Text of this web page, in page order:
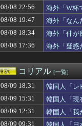
海外「日本で外国人が逮
韓国人「30年前から変わ
中国富裕層がオフショア
韓国人「日本が世界的な
【海外の反応】ドジャ
韓国人「韓国人が日本
【GAME】「グランド・
外国人「親子丼という
【ガンダム】「さっさと
韓国サッカー協会「現在
【世界】アルティメット
【海外の反応】驚異の復
【朗報】韓国人「日本の
08/08 22:56
海外「W杯
08/08 19:47
海外「なん
08/08 18:34
海外「仲が
08/08 17:36
海外「疑惑
コリアル [一覧]
08/09 18:31
韓国人「レ
08/09 15:31
韓国人「現
08/09 12:31
韓国人「我
08/09 09:31